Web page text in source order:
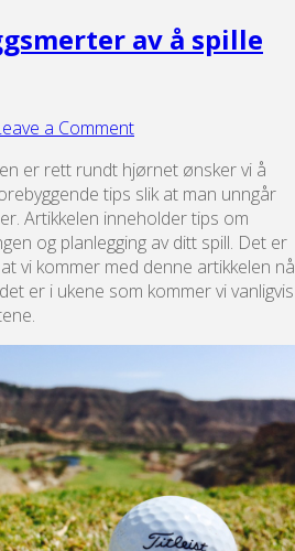
av å spille
a Comment
er rett rundt hjørnet ønsker vi å
tips slik at man unngår
Artikkelen inneholder tips om
og planlegging av ditt spill. Det er
vi kommer med denne artikkelen nå
er i ukene som kommer vi vanligvis